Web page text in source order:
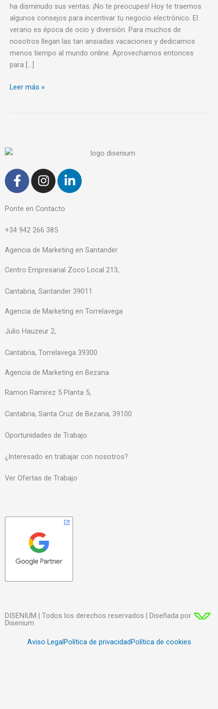
ha disminudo sus ventas. ¡No te preocupes! Hoy te traemos
algunos consejos para incentivar tu negocio electrónico. El
verano es época de ocio y diversión. Para muchos de
nosotros llegan las tan ansiadas vacaciones y dedicamos
menos tiempo al mundo online. Aprovechamos entonces
para […]
Leer más »
F
a
e
o
o
-
I
n
t
g
r
m
L
i
i
-
n
Ponte en Contacto
+34 942 266 385
Agencia de Marketing en Santander
Centro Empresarial Zoco Local 213,
Cantabria, Santander 39011
Agencia de Marketing en Torrelavega
Julio Hauzeur 2,
Cantabria, Torrelavega 39300
Agencia de Marketing en Bezana
Ramon Ramirez 5 Planta 5,
Cantabria, Santa Cruz de Bezana, 39100
Oportunidades de Trabajo
¿Interesado en trabajar con nosotros?
Ver Ofertas de Trabajo
DISENIUM | Todos los derechos reservados | Diseñada por
Disenium
Aviso LegalPolítica de privacidadPolítica de cookies